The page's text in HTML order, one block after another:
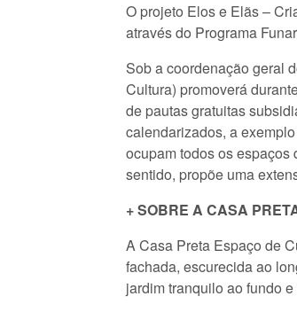
O projeto Elos e Elãs –
através do Programa
Sob a coordenação geral
Cultura) promoverá
de pautas gratuitas
calendarizados, a
ocupam todos os espaços
sentido, propõe uma
+ SOBRE A CASA
A Casa Preta Espaço de
fachada, escurecida ao
jardim tranquilo ao fundo